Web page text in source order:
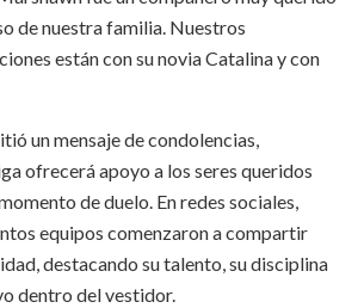
de nuestra familia. Nuestros
están con su novia Catalina y con
un mensaje de condolencias,
ofrecerá apoyo a los seres queridos
de duelo. En redes sociales,
equipos comenzaron a compartir
destacando su talento, su disciplina
dentro del vestidor.